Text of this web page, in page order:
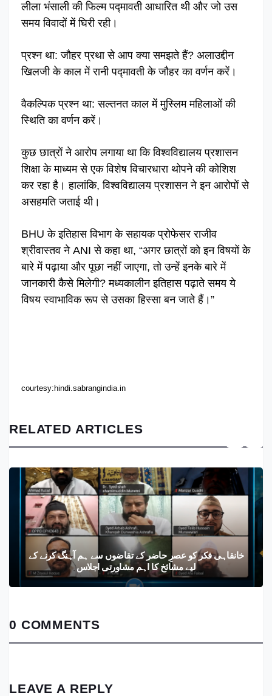
लीला भंसाली की फिल्म पद्मावती आधारित थी और जो उस
समय विवादों में घिरी रही।
प्रश्न था: जौहर प्रथा से आप क्या समझते हैं? अलाउद्दीन
खिलजी के काल में रानी पद्मावती के जौहर का वर्णन करें।
वैकल्पिक प्रश्न था: सल्तनत काल में मुस्लिम महिलाओं की
स्थिति का वर्णन करें।
कुछ छात्रों ने आरोप लगाया था कि विश्वविद्यालय प्रशासन
शिक्षा के माध्यम से एक विशेष विचारधारा थोपने की कोशिश
कर रहा है। हालांकि, विश्वविद्यालय प्रशासन ने इन आरोपों से
असहमति जताई थी।
BHU के इतिहास विभाग के सहायक प्रोफेसर राजीव
श्रीवास्तव ने ANI से कहा था, “अगर छात्रों को इन विषयों के
बारे में पढ़ाया और पूछा नहीं जाएगा, तो उन्हें इनके बारे में
जानकारी कैसे मिलेगी? मध्यकालीन इतिहास पढ़ाते समय ये
विषय स्वाभाविक रूप से उसका हिस्सा बन जाते हैं।”
courtesy:hindi.sabrangindia.in
RELATED ARTICLES
خانقاہی فکر کو عصرِ حاضر کے تقاضوں سے ہم آہنگ کرنے کے
لیے مشائخ کا اہم مشاورتی اجلاس
0 COMMENTS
LEAVE A REPLY